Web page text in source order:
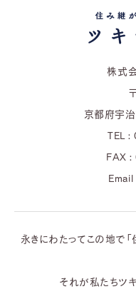
株式
京都府宇
TEL
FAX
永きにわたってこの地で
それが私たちツ